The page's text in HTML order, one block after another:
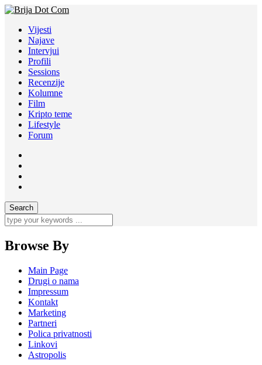
Vijesti
Najave
Intervjui
Profili
Sessions
Recenzije
Kolumne
Film
Kripto teme
Lifestyle
Forum
Browse By
Main Page
Drugi o nama
Impressum
Kontakt
Marketing
Partneri
Polica privatnosti
Linkovi
Astropolis